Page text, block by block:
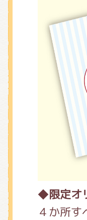
◆限定オ
４か所